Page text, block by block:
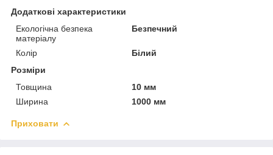
Додаткові характеристики
Екологічна безпека
матеріалу
Безпечний
Колір
Білий
Розміри
Товщина
10 мм
Ширина
1000 мм
Приховати